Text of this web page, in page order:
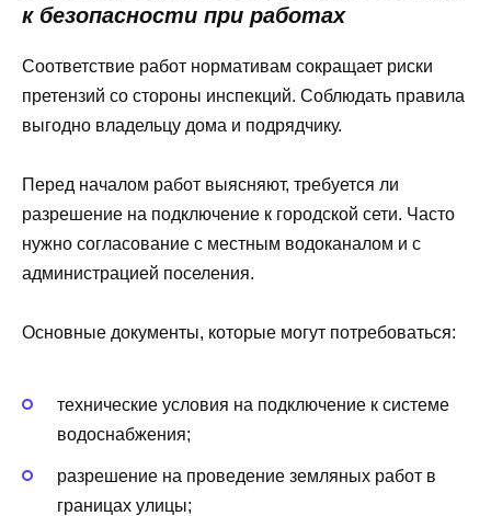
к безопасности при работах
Соответствие работ нормативам сокращает риски
претензий со стороны инспекций. Соблюдать правила
выгодно владельцу дома и подрядчику.
Перед началом работ выясняют, требуется ли
разрешение на подключение к городской сети. Часто
нужно согласование с местным водоканалом и с
администрацией поселения.
Основные документы, которые могут потребоваться:
технические условия на подключение к системе
водоснабжения;
разрешение на проведение земляных работ в
границах улицы;